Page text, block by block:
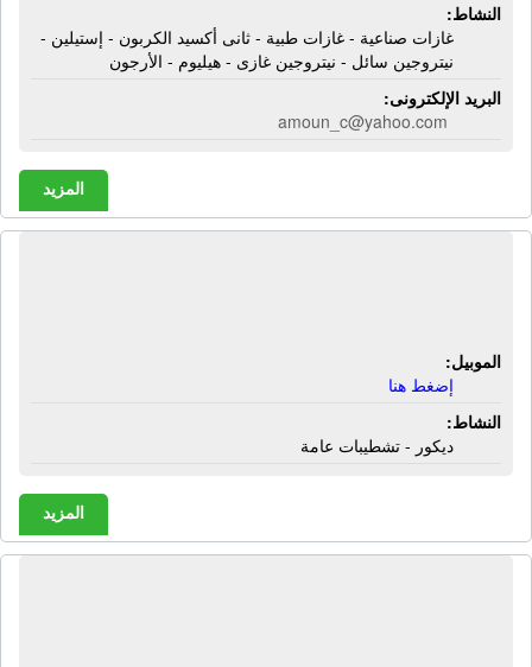
النشاط:
غازات صناعية - غازات طبية - ثانى أكسيد الكربون - إستيلين -
نيتروجين سائل - نيتروجين غازى - هيليوم - الأرجون
البريد الإلكترونى:
amoun_c@yahoo.com
المزيد
الموبيل:
إضغط هنا
النشاط:
ديكور - تشطيبات عامة
المزيد